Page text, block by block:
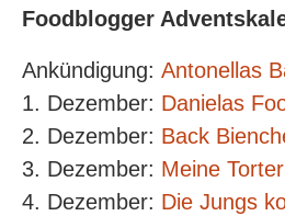
Foodblogger
Ankündigung: Antonellas
1. Dezember: Danielas
2. Dezember: Back
3. Dezember: Meine
4. Dezember: Die Jungs